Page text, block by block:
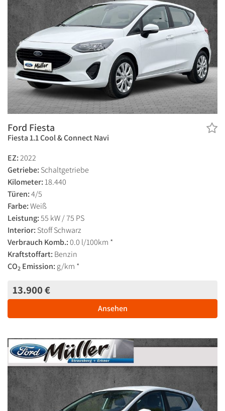
Ford Fiesta
Fiesta 1.1 Cool & Connect Navi
EZ:2022
Getriebe: Schaltgetriebe
Kilometer: 18.440
Türen:4/5
Farbe:Weiß
Leistung:55 kW / 75 PS
Interior: Stoff Schwarz
Verbrauch Komb.:0.0 l/100km *
Kraftstoffart: Benzin
CO2 Emission: g/km *
13.900 €
Ansehen